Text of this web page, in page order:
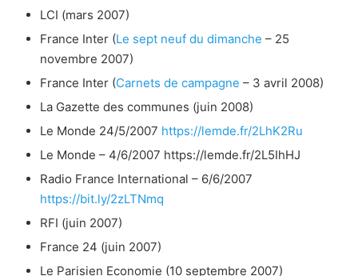
LCI (mars 2007)
France Inter (Le sept neuf du dimanche – 25
novembre 2007)
France Inter (Carnets de campagne – 3 avril 2008)
La Gazette des communes (juin 2008)
Le Monde 24/5/2007 https://lemde.fr/2LhK2Ru
Le Monde – 4/6/2007 https://lemde.fr/2L5IhHJ
Radio France International – 6/6/2007
https://bit.ly/2zLTNmq
RFI (juin 2007)
France 24 (juin 2007)
Le Parisien Economie (10 septembre 2007)